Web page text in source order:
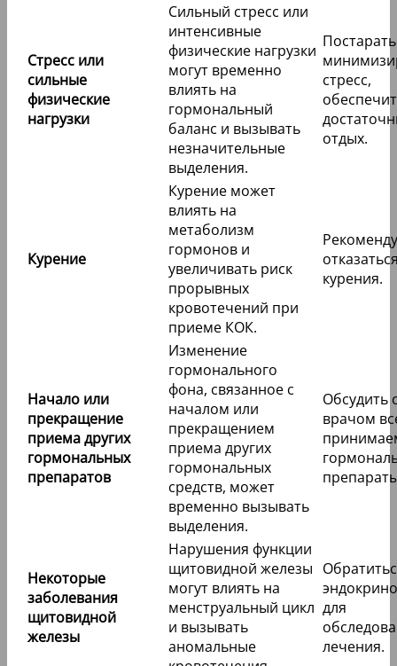
Стресс или
сильные
физические
нагрузки
Сильный стресс или
интенсивные
физические нагрузки
могут временно
влиять на
гормональный
баланс и вызывать
незначительные
выделения.
стресс,
отдых.
Курение
Курение может
влиять на
метаболизм
гормонов и
увеличивать риск
прорывных
кровотечений при
приеме КОК.
курения.
Начало или
прекращение
приема других
гормональных
препаратов
Изменение
гормонального
фона, связанное с
началом или
прекращением
приема других
гормональных
средств, может
временно вызывать
выделения.
Обсудить
врачом
Некоторые
заболевания
щитовидной
железы
Нарушения функции
щитовидной железы
могут влиять на
менструальный цикл
и вызывать
аномальные
для
лечения.